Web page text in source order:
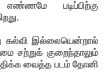
படிப்பிற்கு
கல்வி இல்லையென்றால்
குறைந்தாலும்
வைத்த படம் தோனி